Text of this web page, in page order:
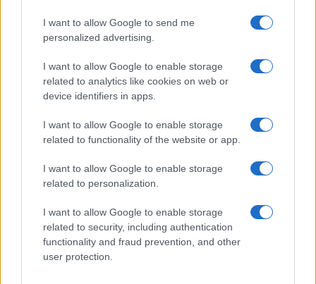
I want to allow Google to send me
personalized advertising.
I want to allow Google to enable storage
related to analytics like cookies on web or
device identifiers in apps.
I want to allow Google to enable storage
related to functionality of the website or app.
I want to allow Google to enable storage
related to personalization.
I want to allow Google to enable storage
related to security, including authentication
functionality and fraud prevention, and other
user protection.
Maddalena, incendio a Monti d’à rena
Gallura
Michelle Hunziker in Gallura, bella anche dal
vivo: un amico vip svela come fa
Calangianus, dopo le polemiche il centro
accoglienza minori chiude